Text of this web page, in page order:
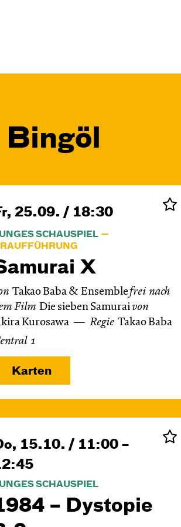
Bingöl
25.09. / 18:30
SCHAUSPIEL
X
Takao Baba & Ensemblefrei nach
Film Die sieben Samurai von
Kurosawa
Regie Takao Baba
1
Karten
15.10. / 11:00 –
SCHAUSPIEL
– Dystopie